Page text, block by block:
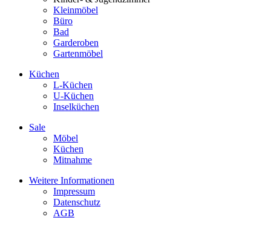
Kleinmöbel
Büro
Bad
Garderoben
Gartenmöbel
Küchen
L-Küchen
U-Küchen
Inselküchen
Sale
Möbel
Küchen
Mitnahme
Weitere Informationen
Impressum
Datenschutz
AGB